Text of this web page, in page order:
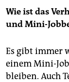
Wie ist das
und Mini-
Es gibt immer
einem Mini-
bleiben. Auch